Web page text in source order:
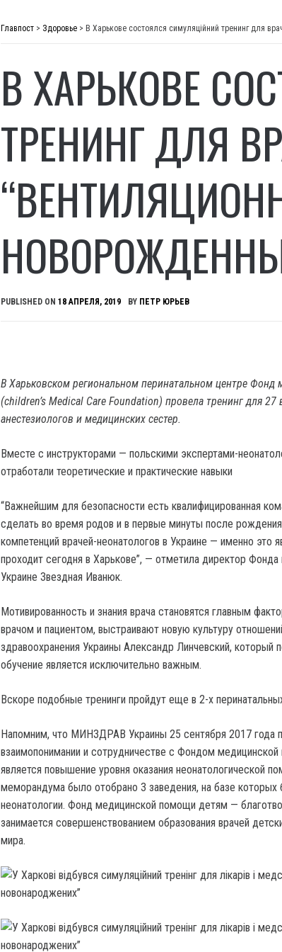
Главпост > Здоровье > В Харькове состоялся симуляційний тренинг для
В ХАРЬКОВЕ
ТРЕНИНГ ДЛЯ
PUBLISHED ON 18 АПРЕЛЯ, 2019 BY ПЕТР ЮРЬЕВ
В Харьковском региональном перинатальном центре
(children’s Medical Care Foundation) провела тренинг для 27
анестезиологов и медицинских сестер.
Вместе с инструкторами — польскими экспертами-
отработали теоретические и практические навыки
“Важнейшим для безопасности есть квалифицированная
сделать во время родов и в первые минуты после
компетенций врачей-неонатологов в Украине — именно это
проходит сегодня в Харькове”, — отметила директор
Украине Звездная Иванюк.
Мотивированность и знания врача становятся главным
врачом и пациентом, выстраивают новую культуру
здравоохранения Украины Александр Линчевский, который
обучение является исключительно важным.
Вскоре подобные тренинги пройдут еще в 2-х
Напомним, что МИНЗДРАВ Украины 25 сентября 2017 года
взаимопонимании и сотрудничестве с Фондом
является повышение уровня оказания неонатологической
меморандума было отобрано 3 заведения, на базе которых
неонатологии. Фонд медицинской помощи детям —
занимается совершенствованием образования врачей
мира.